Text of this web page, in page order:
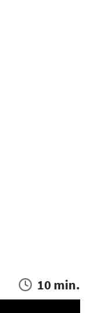
10 min.